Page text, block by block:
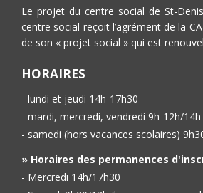
Le projet du centre social de St-
centre social reçoit l’agrément de la
de son « projet social » qui est
HORAIRES
- lundi et jeudi 14h-17h30
- mardi, mercredi, vendredi 9h-12h/
- samedi (hors vacances scolaires)
» Horaires des permanences
- Mercredi 14h/17h30